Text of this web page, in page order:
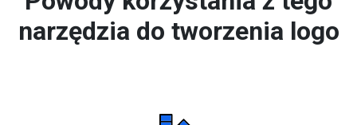
narzędzia do tworzenia logo